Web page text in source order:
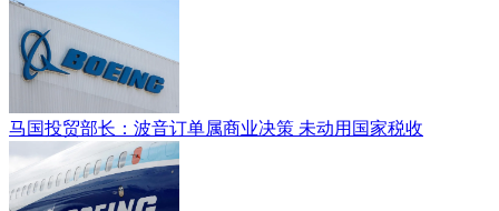
马国投贸部长：波音订单属商业决策 未动用国家税收